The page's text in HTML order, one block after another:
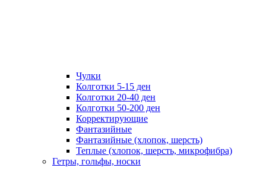
Чулки
Колготки 5-15 ден
Колготки 20-40 ден
Колготки 50-200 ден
Корректирующие
Фантазийные
Фантазийные (хлопок, шерсть)
Теплые (хлопок, шерсть, микрофибра)
Гетры, гольфы, носки